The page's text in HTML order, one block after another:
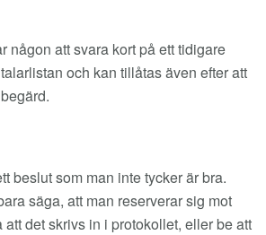
någon att svara kort på ett tidigare
och kan tillåtas även efter att
beslut som man inte tycker är bra.
säga, att man reserverar sig mot
det skrivs in i protokollet, eller be att